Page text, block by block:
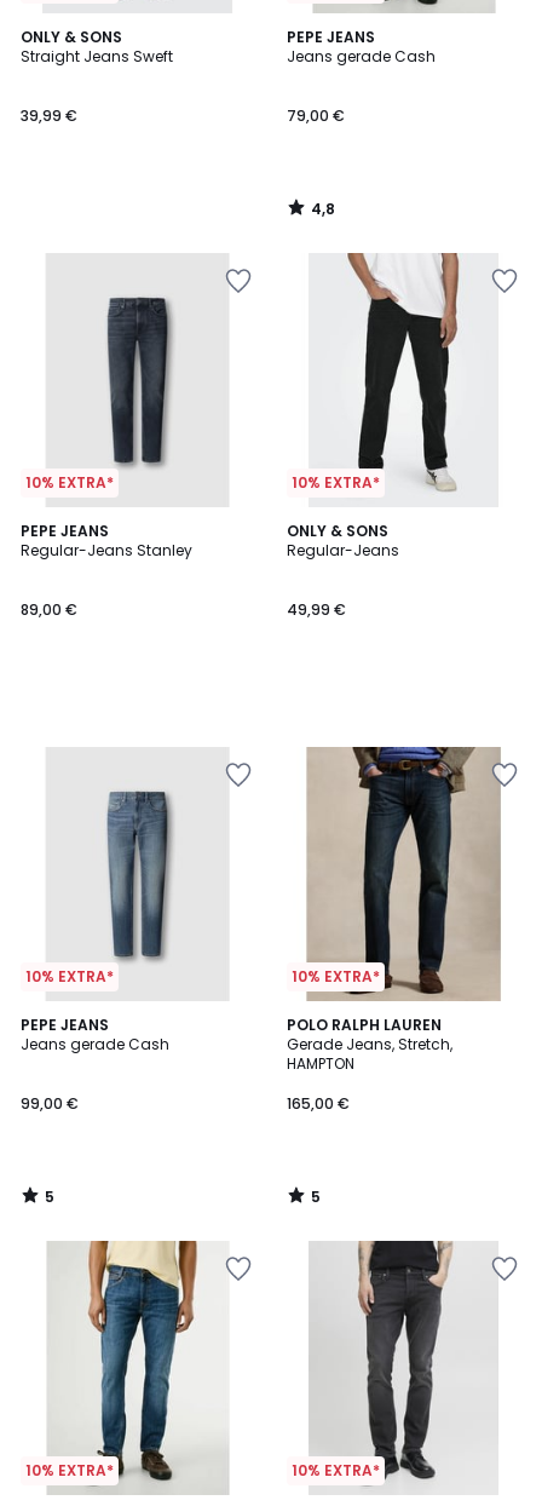
ONLY & SONS
Straight Jeans Sweft
39,99 €
PEPE JEANS
Jeans gerade Cash
79,00 €
4,8
/ 5
4,8
/
10% EXTRA*
PEPE JEANS
Regular-Jeans Stanley
89,00 €
10% EXTRA*
ONLY & SONS
Regular-Jeans
49,99 €
10% EXTRA*
PEPE JEANS
Jeans gerade Cash
99,00 €
5
/
5
/
10% EXTRA*
POLO RALPH LAUREN
Gerade Jeans, Stretch,
HAMPTON
165,00 €
5
/
5
5
/
10% EXTRA* 10% EXTRA*